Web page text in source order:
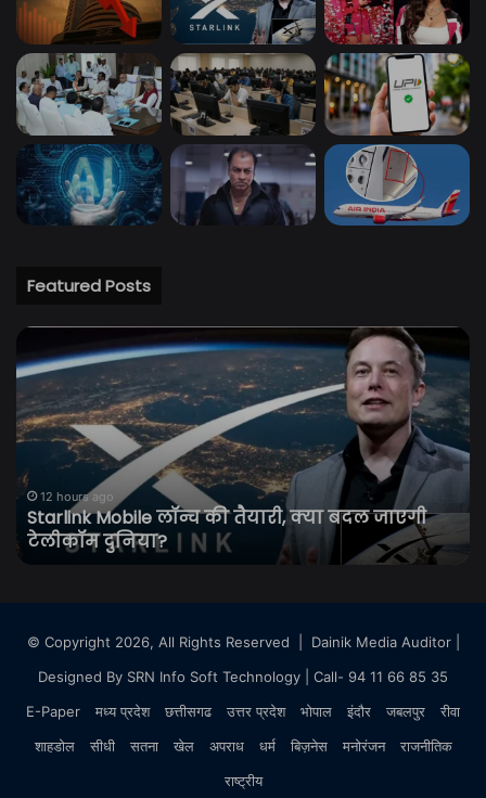
Featured Posts
अप
2
का
खिताब
छाईं
श्रेया
कालरा,
जानिए
12 hours ago
लॉक अप 2 का खिताब जीतकर छाईं श्रेया कालरा,
जानिए उनकी पूरी कहानी
© Copyright 2026, All Rights Reserved | Dainik Media Auditor|
Designed By SRN Info Soft Technology | Call- 94 11 66 85 35
E-Paper
मध्य प्रदेश छत्तीसगढ उत्तर प्रदेश भोपाल इंदौर जबलपुर
रीवा
शाहडोल
सीधी सतना खेल अपराध धर्म बिज़नेस मनोरंजन
राजनीतिक
राष्ट्रीय